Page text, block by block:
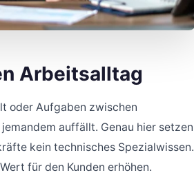
Arbeitsalltag
oder Aufgaben zwischen
auffällt. Genau hier setzen
kein technisches Spezialwissen.
für den Kunden erhöhen.